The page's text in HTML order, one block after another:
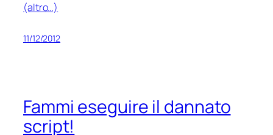
(altro…)
11/12/2012
Fammi eseguire il dannato
script!